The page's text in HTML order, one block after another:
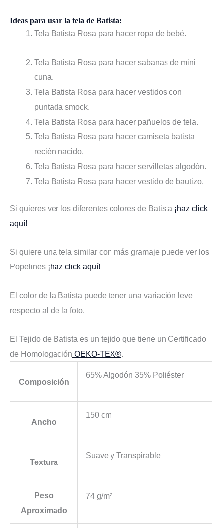
Ideas para usar la tela de Batista:
Tela Batista Rosa para hacer ropa de bebé.
Tela Batista Rosa para hacersabanas de mini
cuna.
Tela Batista Rosa para hacervestidos con
puntada smock.
Tela Batista Rosa para hacer pañuelos de tela.
Tela Batista Rosa para hacercamiseta batista
recién nacido.
Tela Batista Rosa para hacerservilletas algodón.
Tela Batista Rosa para hacervestido de bautizo.
Si quieres ver los diferentes colores de Batista ¡haz click
aquí!
Si quiere una tela similar con más gramaje puede ver los
Popelines ¡haz click aquí!
El color de la Batista puede tener una variación leve
respecto al de la foto.
El Tejido de Batista es un tejido que tiene un Certificado
de Homologación OEKO-TEX®.
Composición
65% Algodón 35% Poliéster
Ancho
150 cm
Textura
Suave y Transpirable
Peso
Aproximado
74 g/m²